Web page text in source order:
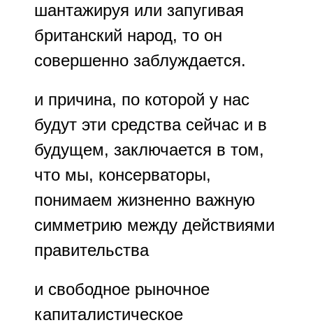
шантажируя или запугивая
британский народ, то он
совершенно заблуждается.
и причина, по которой у нас
будут эти средства сейчас и в
будущем, заключается в том,
что мы, консерваторы,
понимаем жизненно важную
симметрию между действиями
правительства
и свободное рыночное
капиталистическое